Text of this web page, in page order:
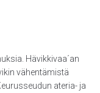
Hävikkivaa´an
vähentämistä
ateria- ja